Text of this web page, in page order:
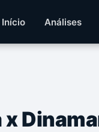
Início Análises
x